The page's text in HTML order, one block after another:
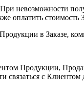
невозможности
оплатить
в Заказе,
Продукции,
связаться с